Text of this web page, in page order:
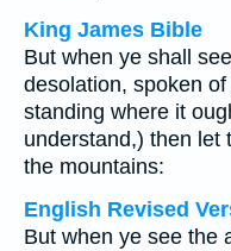
King James Bible
But when ye shall
desolation, spoken
standing where it
understand,) then let
the mountains:
English Revised
But when ye see the